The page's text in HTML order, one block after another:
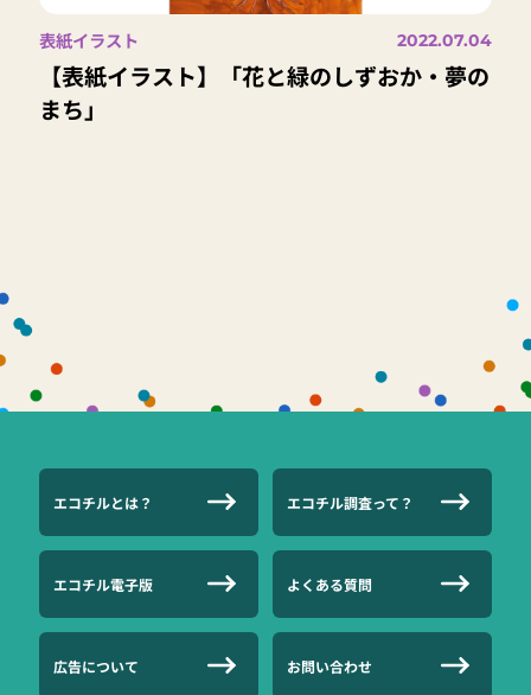
表紙イラスト 2022.07.04
【表紙イラスト】「花と緑のしずおか・夢の
まち」
エコチルとは？ エコチル調査って？
エコチル電子版 よくある質問
広告について お問い合わせ